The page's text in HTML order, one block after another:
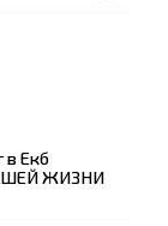
в Екб
ЖИЗНИ